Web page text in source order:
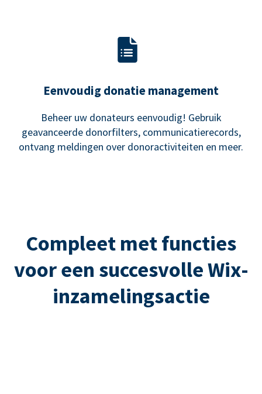
Eenvoudig donatie management
Beheer uw donateurs eenvoudig! Gebruik
geavanceerde donorfilters, communicatierecords,
ontvang meldingen over donoractiviteiten en meer.
Compleet met functies
voor een succesvolle Wix-
inzamelingsactie